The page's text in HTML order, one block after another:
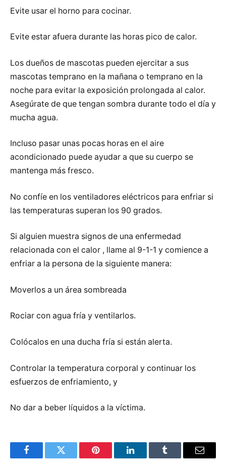
Evite usar el horno para cocinar.
Evite estar afuera durante las horas pico de calor.
Los dueños de mascotas pueden ejercitar a sus
mascotas temprano en la mañana o temprano en la
noche para evitar la exposición prolongada al calor.
Asegúrate de que tengan sombra durante todo el día y
mucha agua.
Incluso pasar unas pocas horas en el aire
acondicionado puede ayudar a que su cuerpo se
mantenga más fresco.
No confíe en los ventiladores eléctricos para enfriar si
las temperaturas superan los 90 grados.
Si alguien muestra signos de una enfermedad
relacionada con el calor , llame al 9-1-1 y comience a
enfriar a la persona de la siguiente manera:
Moverlos a un área sombreada
Rociar con agua fría y ventilarlos.
Colócalos en una ducha fría si están alerta.
Controlar la temperatura corporal y continuar los
esfuerzos de enfriamiento, y
No dar a beber líquidos a la víctima.
FacebookTwitter Pinterest LinkedInTumblr Email